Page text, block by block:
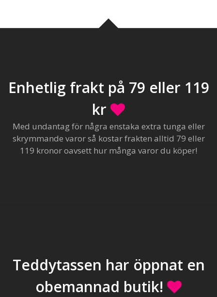
Enhetlig frakt på 79 eller 119
kr
Med undantag för några enstaka extra tunga eller
skrymmande varor så kostar frakten alltid 79 eller
119 kronor oavsett hur många varor du köper!
Teddytassen har öppnat en
obemannad butik!